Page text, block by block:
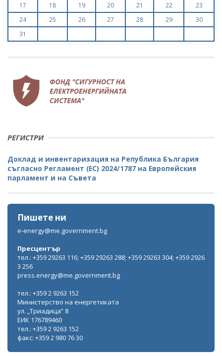
17
18 19 20 21 22
23
24
25 26 27 28 29
30
31
РЕГИСТРИ
Доклад и инвентаризация на Република България
съгласно Регламент (ЕС) 2024/1787 на Европейския
парламент и на Съвета
Пишете ни
e-energy@me.government.bg
Пресцентър
тел.: +359 29263 116; +359 29263 288; +359 29263 304; +359 2926
3 256
press.energy@me.government.bg
тел.: +359 2 9263 152
Министерство на енергетиката
ул. „Триадица“ 8
ЕИК 176789460
тел.: +359 2 9263 152
факс: +359 2 980 76 30